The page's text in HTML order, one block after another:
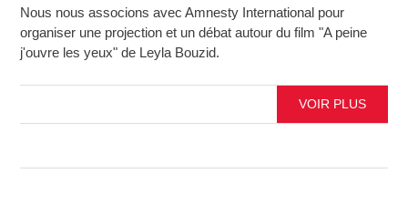
Nous nous associons avec Amnesty International pour
organiser une projection et un débat autour du film "A peine
j'ouvre les yeux" de Leyla Bouzid.
VOIR PLUS